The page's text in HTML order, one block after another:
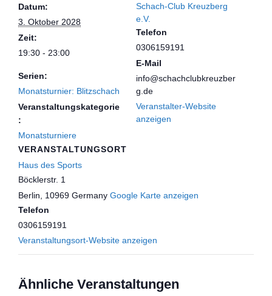
Datum:
3. Oktober 2028
Zeit:
19:30 - 23:00
Serien:
Monatsturnier: Blitzschach
Veranstaltungskategorie
:
Monatsturniere
VERANSTALTUNGSORT
Haus des Sports
Böcklerstr. 1
Berlin
10969 Germany Google Karte anzeigen
Telefon
0306159191
Veranstaltungsort-Website anzeigen
Schach-Club Kreuzberg
e.V.
Telefon
0306159191
E-Mail
info@schachclubkreuzber
g.de
Veranstalter-Website
anzeigen
Ähnliche Veranstaltungen